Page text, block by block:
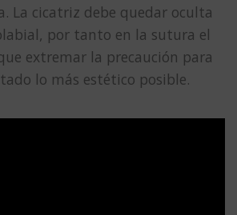
La cicatriz debe quedar oculta
por tanto en la sutura el
extremar la precaución para
lo más estético posible.